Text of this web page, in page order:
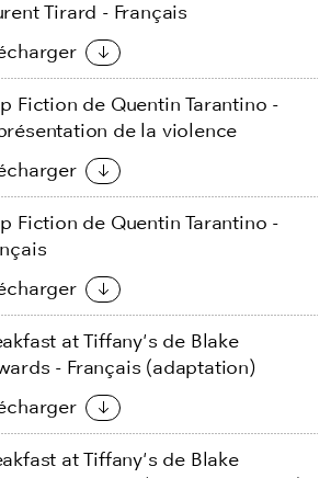
Tirard - Français
Fiction de Quentin Tarantino -
de la violence
Fiction de Quentin Tarantino -
at Tiffany's de Blake
- Français (adaptation)
at Tiffany's de Blake